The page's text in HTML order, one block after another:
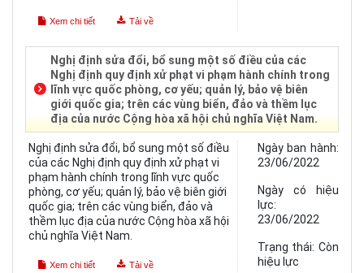
Xem chi tiết Tải về
Nghị định sửa đổi, bổ sung một số điều của các
Nghị định quy định xử phạt vi phạm hành chính trong
lĩnh vực quốc phòng, cơ yếu; quản lý, bảo vệ biên
giới quốc gia; trên các vùng biển, đảo và thềm lục
địa của nước Cộng hòa xã hội chủ nghĩa Việt Nam.
Nghị định sửa đổi, bổ sung một số điều
của các Nghị định quy định xử phạt vi
phạm hành chính trong lĩnh vực quốc
phòng, cơ yếu; quản lý, bảo vệ biên giới
quốc gia; trên các vùng biển, đảo và
thềm lục địa của nước Cộng hòa xã hội
chủ nghĩa Việt Nam.
Xem chi tiết Tải về
Ngày ban hành:
23/06/2022
Ngày có hiệu
lực:
23/06/2022
Trạng thái: Còn
hiệu lực